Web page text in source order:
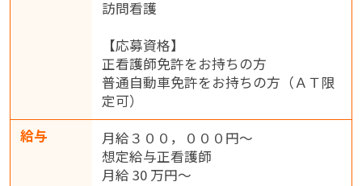
訪問看護
【応募資格】
正看護師免許をお持ちの方
普通自動車免許をお持ちの方（ＡＴ限
定可）
給与
月給３００，０００円〜
想定給与正看護師
月給 30 万円～